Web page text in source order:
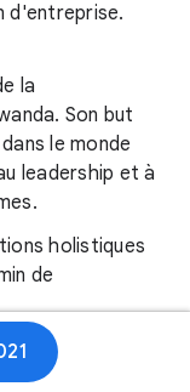
d'entreprise.
la
Son but
le monde
leadership et à
holistiques
de